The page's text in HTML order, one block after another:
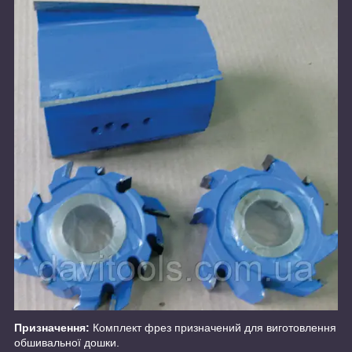
Призначення: Комплект фрез призначений для виготовлення
обшивальної дошки.